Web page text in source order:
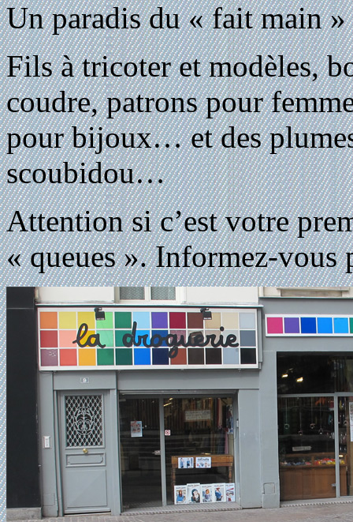
Un paradis du « fait main
Fils à tricoter et modèles,
coudre, patrons pour
pour bijoux… et des
scoubidou…
Attention si c’est votre
« queues ». Informez-vous